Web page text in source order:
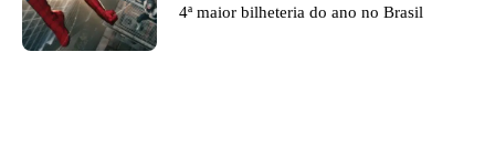
4ª maior bilheteria do ano no Brasil